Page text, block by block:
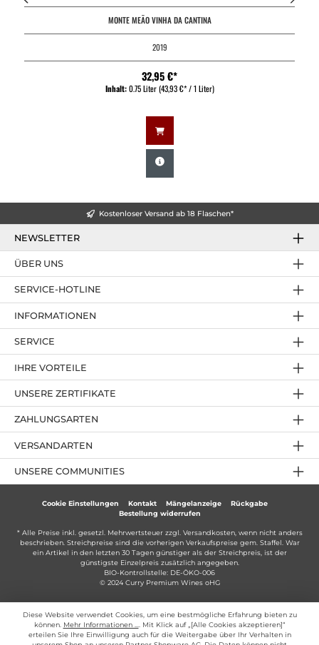
MONTE MEÃO VINHA DA CANTINA
2019
32,95 €*
Inhalt:0.75 Liter(43,93 €* / 1 Liter)
Kostenloser Versand ab 18 Flaschen*
NEWSLETTER
SERVICE-HOTLINE
IHRE VORTEILE
ZAHLUNGSARTEN
ÜBER UNS
UNSERE ZERTIFIKATE
INFORMATIONEN
SERVICE
UNSERE COMMUNITIES
VERSANDARTEN
Cookie Einstellungen Kontakt Mängelanzeige
Rückgabe
Bestellung widerrufen
* Alle Preise inkl. gesetzl. Mehrwertsteuer zzgl. Versandkosten, wenn nicht anders
beschrieben. Streichpreise sind die vorherigen Verkaufspreise gem. Staffel. War
ein Artikel in den letzten 30 Tagen günstiger als der Streichpreis, ist der
günstigste Einzelpreis zusätzlich angegeben.
BIO-Kontrollstelle: DE-ÖKO-006
© 2024 Curry Premium Wines oHG
Diese Website verwendet Cookies, um eine bestmögliche Erfahrung bieten zu
können. Mehr Informationen ...
. Mit Klick auf „[Alle Cookies akzeptieren]“
erteilen Sie Ihre Einwilligung auch für die Weitergabe über Ihr Verhalten in